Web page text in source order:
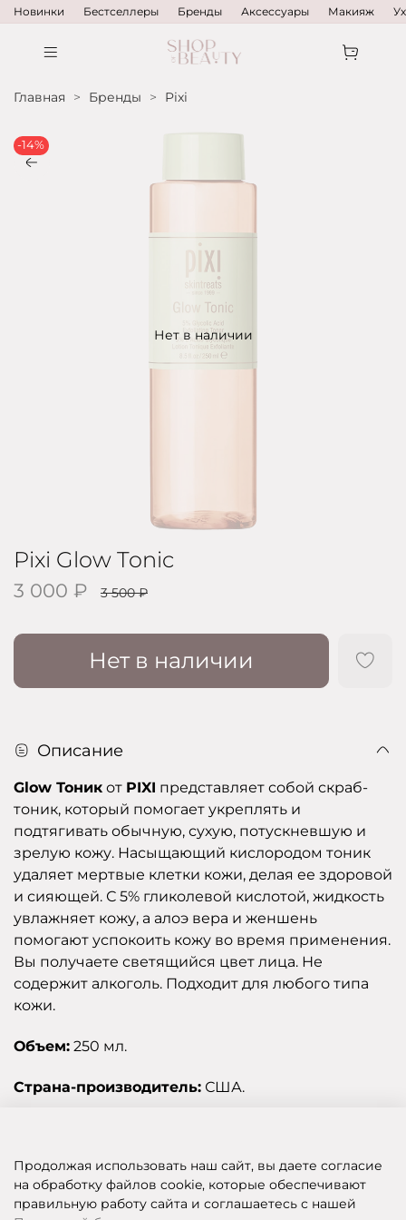
Новинки Бестселлеры Бренды Аксессуары Макияж
Главная Бренды Pixi
Нет в наличии
-14%
Pixi Glow Tonic
3 000 ₽ 3 500 ₽
Нет в наличии
Описание
Glow Тоник от PIXI представляет собой скраб-
тоник, который помогает укреплять и
подтягивать обычную, сухую, потускневшую и
зрелую кожу. Насыщающий кислородом тоник
удаляет мертвые клетки кожи, делая ее здоровой
и сияющей. С 5% гликолевой кислотой, жидкость
увлажняет кожу, а алоэ вера и женшень
помогают успокоить кожу во время применения.
Вы получаете светящийся цвет лица. Не
содержит алкоголь. Подходит для любого типа
кожи.
Объем: 250 мл.
Страна-производитель: США.
SHOP OF BEAUTY - МУЛЬТИБРЕНДОВЫЙ ИНТЕРНЕТ-МАГАЗИН КОСМЕТИКИ
Продолжая использовать наш сайт, вы даете согласие
на обработку файлов cookie, которые обеспечивают
правильную работу сайта и соглашаетесь с нашей